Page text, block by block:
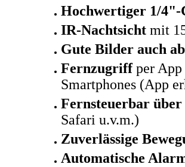
Hochwertiger 1/4"-
IR-Nachtsicht mit
Gute Bilder auch
Fernzugriffper
Smartphones (App
Fernsteuerbar
Safari u.v.m.)
Zuverlässige
Automatische